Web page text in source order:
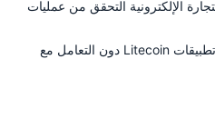
الإلكترونية التحقق من عمليات
اختبار واجهات برمجة تطبيقات Litecoin دون التعامل مع